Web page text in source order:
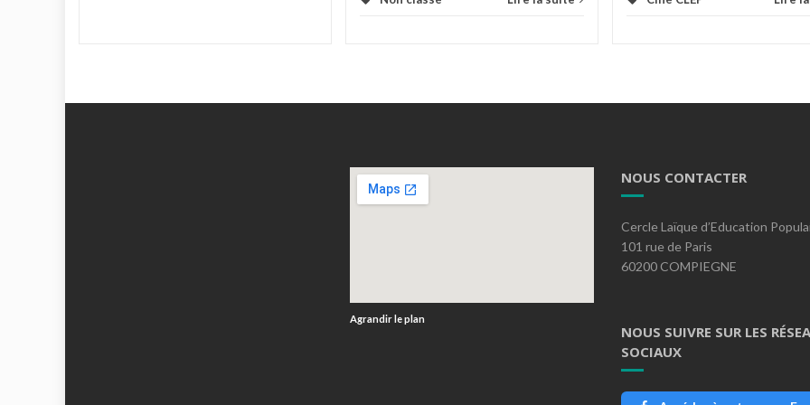
Agrandir le plan
NOUS CONTACTER
Cercle Laïque d’Education
101 rue de Paris
60200 COMPIEGNE
NOUS SUIVRE SUR LES
SOCIAUX